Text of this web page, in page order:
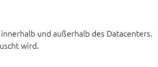
und außerhalb des Datacenters.
wird.